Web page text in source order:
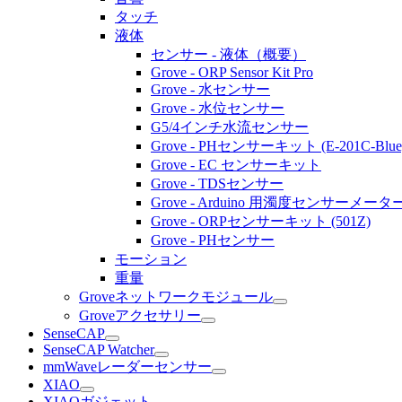
タッチ
液体
センサー - 液体（概要）
Grove - ORP Sensor Kit Pro
Grove - 水センサー
Grove - 水位センサー
G5/4インチ水流センサー
Grove - PHセンサーキット (E-201C-
Grove - EC センサーキット
Grove - TDSセンサー
Grove - Arduino 用濁度センサーメータ
Grove - ORPセンサーキット (501Z)
Grove - PHセンサー
モーション
重量
Groveネットワークモジュール
Groveアクセサリー
SenseCAP
SenseCAP Watcher
mmWaveレーダーセンサー
XIAO